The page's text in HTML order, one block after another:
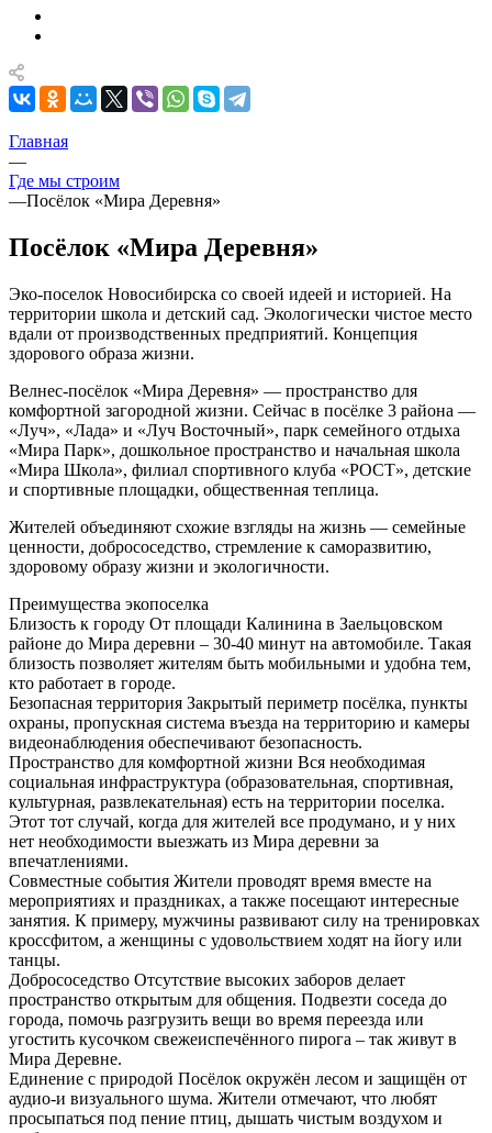
Главная
—
Где мы строим
—Посёлок «Мира Деревня»
Посёлок «Мира Деревня»
Эко-поселок Новосибирска со своей идеей и историей. На
территории школа и детский сад. Экологически чистое место
вдали от производственных предприятий. Концепция
здорового образа жизни.
Велнес-посёлок «Мира Деревня» — пространство для
комфортной загородной жизни. Сейчас в посёлке 3 района —
«Луч», «Лада» и «Луч Восточный», парк семейного отдыха
«Мира Парк», дошкольное пространство и начальная школа
«Мира Школа», филиал спортивного клуба «РОСТ», детские
и спортивные площадки, общественная теплица.
Жителей объединяют схожие взгляды на жизнь — семейные
ценности, добрососедство, стремление к саморазвитию,
здоровому образу жизни и экологичности.
Преимущества экопоселка
Близость к городу От площади Калинина в Заельцовском
районе до Мира деревни – 30-40 минут на автомобиле. Такая
близость позволяет жителям быть мобильными и удобна тем,
кто работает в городе.
Безопасная территория Закрытый периметр посёлка, пункты
охраны, пропускная система въезда на территорию и камеры
видеонаблюдения обеспечивают безопасность.
Пространство для комфортной жизни Вся необходимая
социальная инфраструктура (образовательная, спортивная,
культурная, развлекательная) есть на территории поселка.
Этот тот случай, когда для жителей все продумано, и у них
нет необходимости выезжать из Мира деревни за
впечатлениями.
Совместные события Жители проводят время вместе на
мероприятиях и праздниках, а также посещают интересные
занятия. К примеру, мужчины развивают силу на тренировках
кроссфитом, а женщины с удовольствием ходят на йогу или
танцы.
Добрососедство Отсутствие высоких заборов делает
пространство открытым для общения. Подвезти соседа до
города, помочь разгрузить вещи во время переезда или
угостить кусочком свежеиспечённого пирога – так живут в
Мира Деревне.
Единение с природой Посёлок окружён лесом и защищён от
аудио-и визуального шума. Жители отмечают, что любят
просыпаться под пение птиц, дышать чистым воздухом и